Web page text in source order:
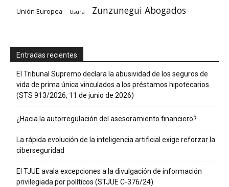
Unión Europea Usura Zunzunegui Abogados
Entradas recientes
El Tribunal Supremo declara la abusividad de los seguros de
vida de prima única vinculados a los préstamos hipotecarios
(STS 913/2026, 11 de junio de 2026)
¿Hacia la autorregulación del asesoramiento financiero?
La rápida evolución de la inteligencia artificial exige reforzar la
ciberseguridad
El TJUE avala excepciones a la divulgación de información
privilegiada por políticos (STJUE C-376/24).